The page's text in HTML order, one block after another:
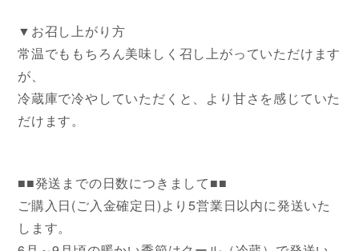
▼お召し上がり方
常温でももちろん美味しく召し上がっていただけます
が、
冷蔵庫で冷やしていただくと、より甘さを感じていた
だけます。
■■発送までの日数につきまして■■
ご購入日(ご入金確定日)より5営業日以内に発送いた
します。